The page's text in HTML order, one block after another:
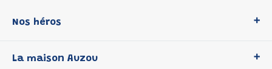
Nos héros
P'tit Loup
La maison Auzou